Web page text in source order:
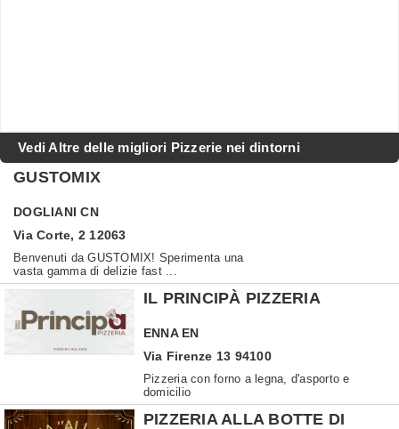
Vedi Altre delle migliori Pizzerie nei dintorni
GUSTOMIX
DOGLIANI CN
Via Corte, 2 12063
Benvenuti da GUSTOMIX! Sperimenta una
vasta gamma di delizie fast ...
IL PRINCIPÀ PIZZERIA
ENNA EN
Via Firenze 13 94100
Pizzeria con forno a legna, d'asporto e
domicilio
PIZZERIA ALLA BOTTE DI